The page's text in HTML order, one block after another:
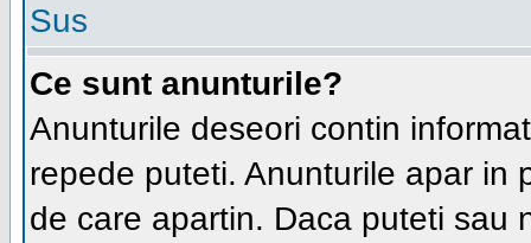
Sus
Ce sunt anunturile?
Anunturile deseori contin
repede puteti. Anunturile apar in
de care apartin. Daca puteti sau